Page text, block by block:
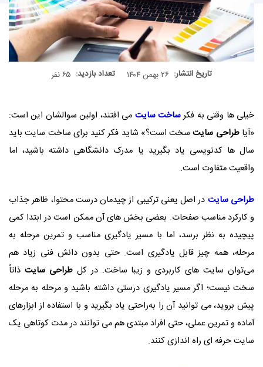
تاریخ انتشار: ۲۶ بهمن ۱۴۰۴ تعداد بازدید: ۶۵ نفر
خیلی‌ ها وقتی به فکرساخت سایت می‌ افتند، اولین سوالشان این است:
«آیاطراحی سایتسخت است؟» شاید فکر کنید برای ساخت سایت باید
سال‌ ها کدنویسی یاد بگیرید یا مدرک دانشگاهی داشته باشید، اما
واقعیت متفاوت است.
طراحی سایت در اصل یعنی ترکیبی از چیدمان درست محتوا، ظاهر جذاب
و کارکرد مناسب صفحات. بعضی بخش‌ های آن ممکن است در ابتدا کمی
پیچیده به نظر برسد، اما با مسیر یادگیری مناسب و تمرین مرحله به
مرحله، همه چیز قابل یادگیری است. حتی بدون دانش فنی زیاد هم
می‌توان سایت‌ های کاربردی و زیبا ساخت. در کلطراحی سایت ذاتاً
سخت نیست؛ اگر مسیر یادگیری درستی داشته باشید و مرحله‌ به‌ مرحله
پیش بروید، می‌ توانید آن را به‌راحتی یاد بگیرید و با استفاده از ابزارهای
آماده و تمرین عملی، حتی افراد مبتدی هم می‌ توانند در مدت کوتاهی یک
سایت حرفه‌ ای راه‌ اندازی کنند.